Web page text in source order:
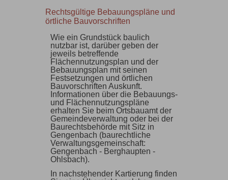
Rechtsgültige Bebauungspläne und
örtliche Bauvorschriften
Wie ein Grundstück baulich
nutzbar ist, darüber geben der
jeweils betreffende
Flächennutzungsplan und der
Bebauungsplan mit seinen
Festsetzungen und örtlichen
Bauvorschriften Auskunft.
Informationen über die Bebauungs-
und Flächennutzungspläne
erhalten Sie beim Ortsbauamt der
Gemeindeverwaltung oder bei der
Baurechtsbehörde mit Sitz in
Gengenbach (baurechtliche
Verwaltungsgemeinschaft:
Gengenbach - Berghaupten -
Ohlsbach).
In nachstehender Kartierung finden